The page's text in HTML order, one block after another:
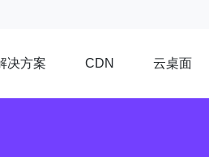
决方案 CDN 云桌面